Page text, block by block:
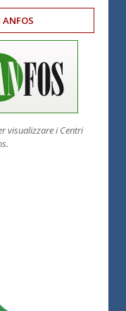
ANFOS
visualizzare i Centri